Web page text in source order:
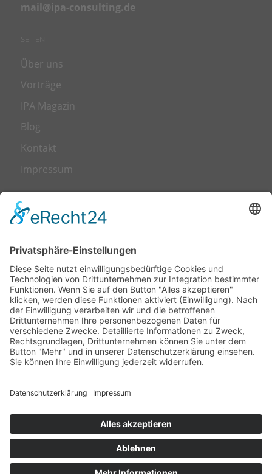
mail@ipa-consulting.de
SEITEN
Über uns
Vorträge
IPA Magazin
Blog
Kontakt
Impressum
LEISTUNGEN
Transformation
Leadership
Talent Management
Trainings & Workshops
Business Coaching
Kulturrat – alternative Mitbestimmung
SOCIAL MEDIA
IPA News